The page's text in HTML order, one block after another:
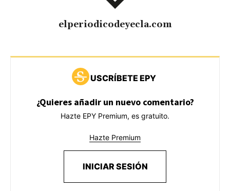
elperiodicodeyecla.com
USCRÍBETE EPY
¿Quieres añadir un nuevo comentario?
Hazte EPY Premium, es gratuito.
Hazte Premium
INICIAR SESIÓN